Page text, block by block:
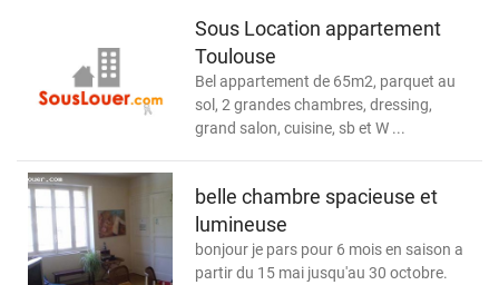
Sous Location appartement
Toulouse
Bel appartement de 65m2, parquet au
sol, 2 grandes chambres, dressing,
grand salon, cuisine, sb et W ...
belle chambre spacieuse et
lumineuse
bonjour je pars pour 6 mois en saison a
partir du 15 mai jusqu'au 30 octobre.